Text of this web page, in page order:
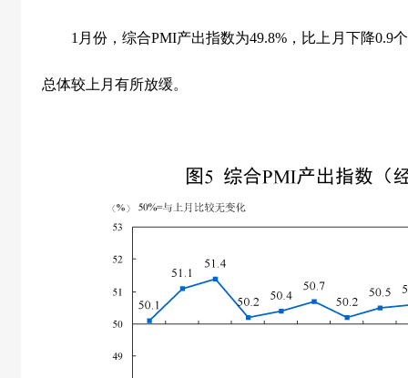
1 月份，综合PMI产出指数为49.8% ，比上月下降0.9
总体较上月有所放缓。